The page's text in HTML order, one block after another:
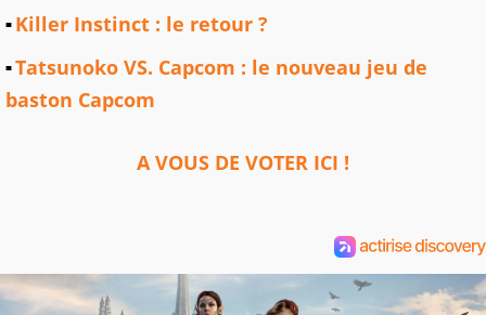
Killer Instinct : le retour ?
Tatsunoko VS. Capcom : le nouveau jeu de
baston Capcom
A VOUS DE VOTER ICI !